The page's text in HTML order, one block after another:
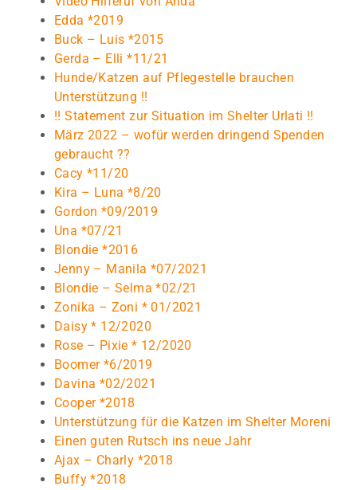
Edda *2019
Buck – Luis *2015
Gerda – Elli *11/21
Hunde/Katzen auf Pflegestelle brauchen
Unterstützung !!
!! Statement zur Situation im Shelter Urlati !!
März 2022 – wofür werden dringend Spenden
gebraucht ??
Cacy *11/20
Kira – Luna *8/20
Gordon *09/2019
Una *07/21
Blondie *2016
Jenny – Manila *07/2021
Blondie – Selma *02/21
Zonika – Zoni * 01/2021
Daisy * 12/2020
Rose – Pixie * 12/2020
Boomer *6/2019
Davina *02/2021
Cooper *2018
Unterstützung für die Katzen im Shelter Moreni
Einen guten Rutsch ins neue Jahr
Ajax – Charly *2018
Buffy *2018